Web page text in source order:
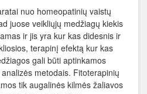
nuo homeopatinių vaistų
juose veikliųjų medžiagų kiekis
ir jis yra kur kas didesnis ir
terapinį efektą kur kas
gali būti aptinkamos
metodais. Fitoterapinių
tik augalinės kilmės žaliavos